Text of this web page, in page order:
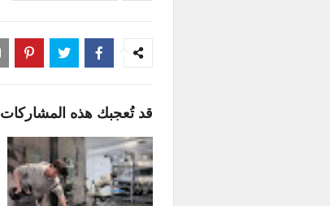
قد تُعجبك هذه المشاركات